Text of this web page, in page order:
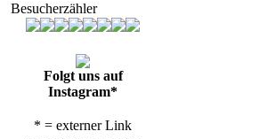
Besucherzähler
Folgt uns auf
Instagram*
* = externer Link